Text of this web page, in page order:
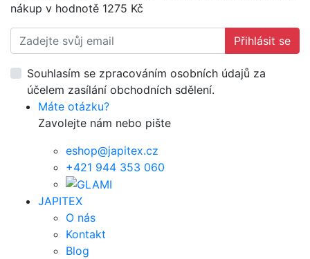
nákup v hodnotě 1275 Kč
Přihlásit se
Souhlasím se zpracováním osobních údajů za
účelem zasílání obchodních sdělení.
Máte otázku?
Zavolejte nám nebo pište
eshop@japitex.cz
+421 944 353 060
JAPITEX
O nás
Kontakt
Blog